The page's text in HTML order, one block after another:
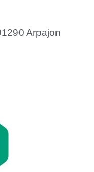
Arpajon